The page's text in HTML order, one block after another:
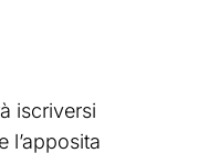
iscriversi
l’apposita